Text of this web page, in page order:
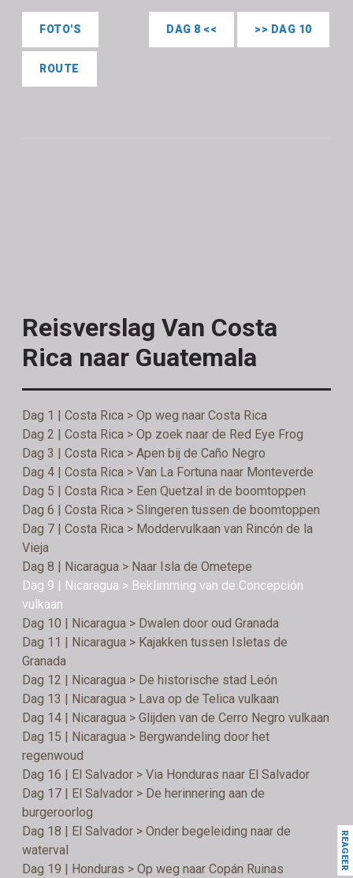
>> DAG 10
DAG 8 <<
FOTO'S
ROUTE
Reisverslag Van Costa
Rica naar Guatemala
Dag 1 | Costa Rica > Op weg naar Costa Rica
Dag 2 | Costa Rica > Op zoek naar de Red Eye Frog
Dag 3 | Costa Rica > Apen bij de Caño Negro
Dag 4 | Costa Rica > Van La Fortuna naar Monteverde
Dag 5 | Costa Rica > Een Quetzal in de boomtoppen
Dag 6 | Costa Rica > Slingeren tussen de boomtoppen
Dag 7 | Costa Rica > Moddervulkaan van Rincón de la
Vieja
Dag 8 | Nicaragua > Naar Isla de Ometepe
Dag 9 | Nicaragua > Beklimming van de Concepción
vulkaan
Dag 10 | Nicaragua > Dwalen door oud Granada
Dag 11 | Nicaragua > Kajakken tussen Isletas de
Granada
Dag 12 | Nicaragua > De historische stad León
Dag 13 | Nicaragua > Lava op de Telica vulkaan
Dag 14 | Nicaragua > Glijden van de Cerro Negro vulkaan
Dag 15 | Nicaragua > Bergwandeling door het
regenwoud
Dag 16 | El Salvador > Via Honduras naar El Salvador
Dag 17 | El Salvador > De herinnering aan de
burgeroorlog
Dag 18 | El Salvador > Onder begeleiding naar de
waterval
Dag 19 | Honduras > Op weg naar Copán Ruinas
REAGEER